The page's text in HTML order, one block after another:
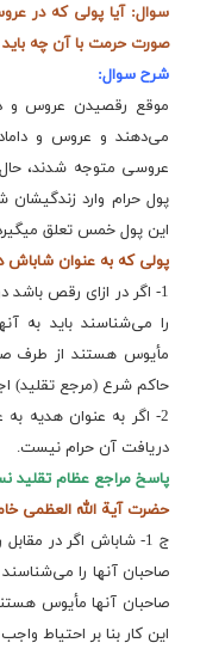
سوال: آیا پولی که در
صورت حرمت با آن چه باید
شرح سوال:
موقع رقصیدن عروس و
می‌دهند و عروس و
عروسی متوجه شدند، حال
پول حرام وارد زندگیشان
این پول خمس تعلق
پولی که به عنوان شاباش
1- اگر در ازای رقص
را می‌شناسند باید به
مأیوس هستند از طرف
حاکم شرع (مرجع تقلید)
2- اگر به عنوان هدیه
دریافت آن حرام نیست.
پاسخ مراجع عظام تقلید
حضرت آیة الله العظمی
ج 1- شاباش اگر در
صاحبان آنها را مى‌شناسند
صاحبان آنها مأیوس
این کار بنا بر احتیاط